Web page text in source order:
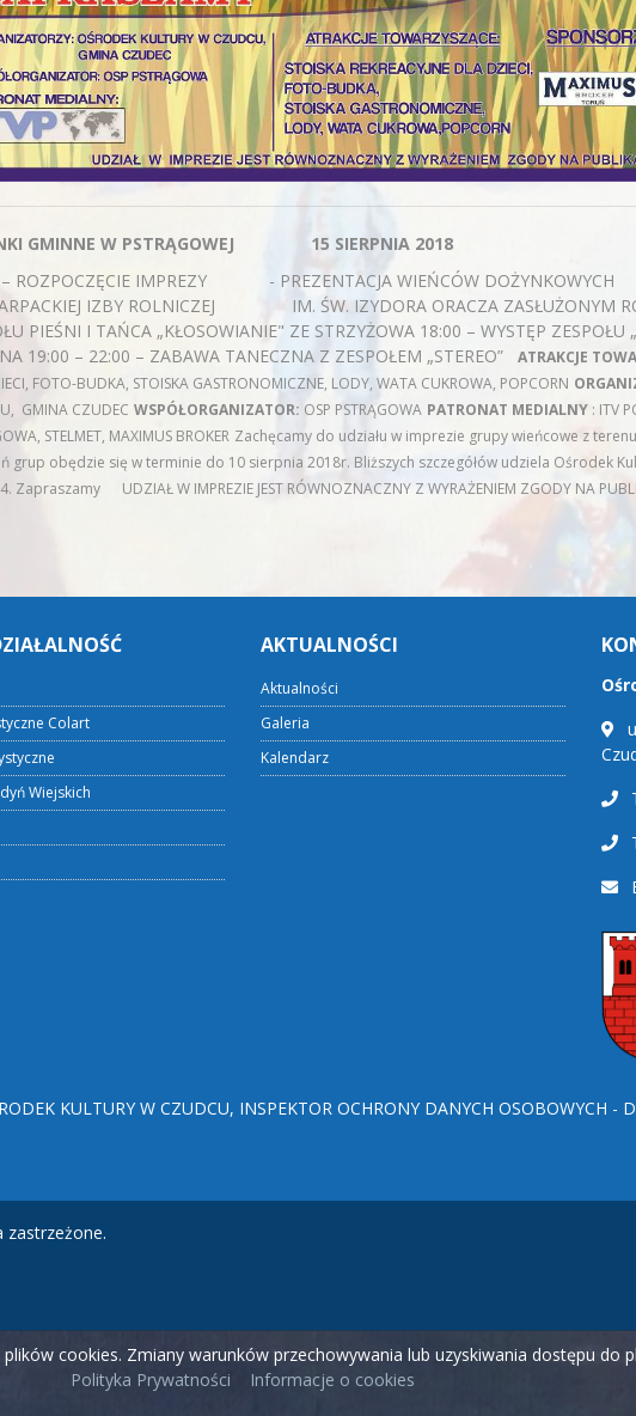
GMINNE W PSTRĄGOWEJ
15 SIERPNIA 2018
– ROZPOCZĘCIE IMPREZY - PREZENTACJA WIEŃCÓW
IZBY ROLNICZEJ IM. ŚW. IZYDORA ORACZA ZASŁUŻONYM
PIEŚNI I TAŃCA „KŁOSOWIANIE" ZE STRZYŻOWA 18:00 – WYSTĘP ZESPOŁU
19:00 – 22:00 – ZABAWA TANECZNA Z ZESPOŁEM „STEREO” ATRAKCJE
FOTO-BUDKA, STOISKA GASTRONOMICZNE, LODY, WATA CUKROWA, POPCORN
GMINA CZUDEC WSPÓŁORGANIZATOR: OSP PSTRĄGOWA PATRONAT MEDIALNY : ITV
STELMET, MAXIMUS BROKER Zachęcamy do udziału w imprezie grupy wieńcowe z
grup obędzie się w terminie do 10 sierpnia 2018r. Bliższych szczegółów udziela Ośrodek
Zapraszamy
UDZIAŁ W IMPREZIE JEST RÓWNOZNACZNY Z WYRAŻENIEM ZGODY NA
Colart
Wiejskich
AKTUALNOŚCI
Aktualności
Galeria
Kalendarz
KULTURY W CZUDCU, INSPEKTOR OCHRONY DANYCH OSOBOWYCH -
zastrzeżone.
cookies. Zmiany warunków przechowywania lub uzyskiwania dostępu do
Polityka Prywatności
Informacje o cookies